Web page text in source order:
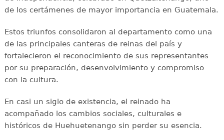
de los certámenes de mayor importancia en Guatemala.
Estos triunfos consolidaron al departamento como una
de las principales canteras de reinas del país y
fortalecieron el reconocimiento de sus representantes
por su preparación, desenvolvimiento y compromiso
con la cultura.
En casi un siglo de existencia, el reinado ha
acompañado los cambios sociales, culturales e
históricos de Huehuetenango sin perder su esencia.